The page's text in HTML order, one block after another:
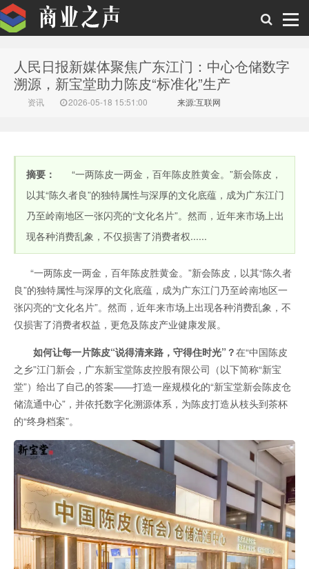
商业之声
人民日报新媒体聚焦广东江门：中心仓储数字
溯源，新宝堂助力陈皮“标准化”生产
资讯 2026-05-18 15:51:00 来源:互联网
摘要：
“一两陈皮一两金，百年陈皮胜黄金。”新会陈皮，
以其“陈久者良”的独特属性与深厚的文化底蕴，成为广东江门
乃至岭南地区一张闪亮的“文化名片”。然而，近年来市场上出
现各种消费乱象，不仅损害了消费者权......
“一两陈皮一两金，百年陈皮胜黄金。”新会陈皮，以其“陈久者
良”的独特属性与深厚的文化底蕴，成为广东江门乃至岭南地区一
张闪亮的“文化名片”。然而，近年来市场上出现各种消费乱象，不
仅损害了消费者权益，更危及陈皮产业健康发展。
如何让每一片陈皮“说得清来路，守得住时光”？在“中国陈皮
之乡”江门新会，广东新宝堂陈皮控股有限公司（以下简称“新宝
堂”）给出了自己的答案——打造一座规模化的“新宝堂新会陈皮仓
储流通中心”，并依托数字化溯源体系，为陈皮打造从枝头到茶杯
的“终身档案”。